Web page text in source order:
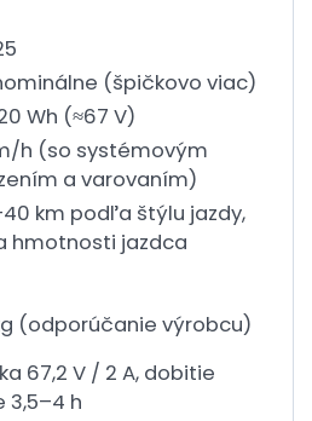
(špičkovo viac)
Wh (≈67 V)
h (so systémovým
a varovaním)
km podľa štýlu jazdy,
hmotnosti jazdca
(odporúčanie výrobcu)
67,2 V / 2 A, dobitie
3,5–4 h